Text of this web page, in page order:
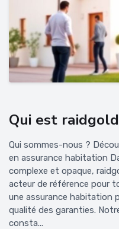
Qui est
Qui sommes-nous ?
en assurance habitation
complexe et opaque,
acteur de référence pour
une assurance habitation
qualité des garanties.
consta...